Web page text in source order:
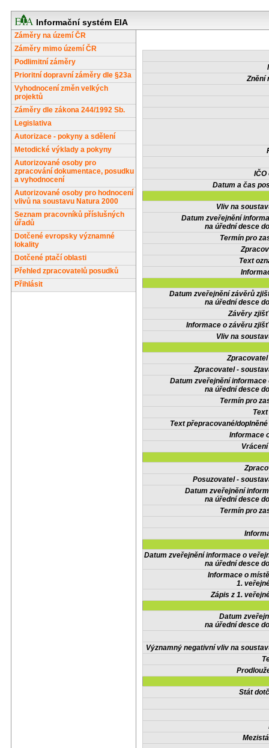
Informační systém EIA
Záměry na území ČR
Záměry mimo území ČR
Podlimitní záměry
Prioritní dopravní záměry dle §23a
Vyhodnocení změn velkých
projektů
Záměry dle zákona 244/1992 Sb.
Legislativa
Autorizace - pokyny a sdělení
Metodické výklady a pokyny
Autorizované osoby pro
zpracování dokumentace, posudku
a vyhodnocení
Autorizované osoby pro hodnocení
vlivů na soustavu Natura 2000
Seznam pracovníků příslušných
úřadů
Dotčené evropsky významné
lokality
Dotčené ptačí oblasti
Přehled zpracovatelů posudků
Přihlásit
Znění
IČO
Datum a čas
Vliv na
Datum zveřejnění
na úřední desce
Termín pro
Text
Datum zveřejnění závěrů
na úřední desce
Závěry
Informace o závěru
Vliv na
Zpracovatel -
Datum zveřejnění informace
na úřední desce
Termín pro
Text přepracované/
Informace
Posuzovatel -
Datum zveřejnění
na úřední desce
Termín pro
Datum zveřejnění informace o
na úřední desce
Informace o
1.
Zápis z 1.
Datum
na úřední desce
Významný negativní vliv na
Stát